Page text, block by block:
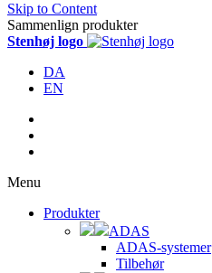
Skip to Content
Sammenlign produkter
Stenhøj logo
DA
EN
Menu
Produkter
ADAS
ADAS-systemer
Tilbehør